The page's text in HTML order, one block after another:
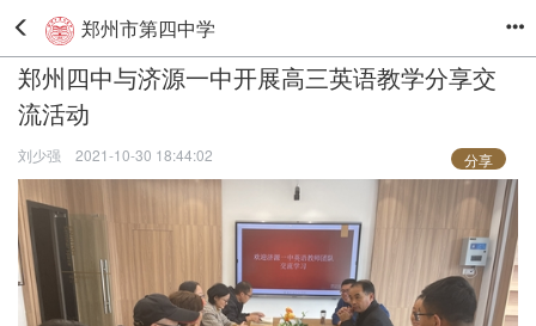
郑州市第四中学
郑州四中与济源一中开展高三英语教学分享交
流活动
刘少强 2021-10-30 18:44:02 分享